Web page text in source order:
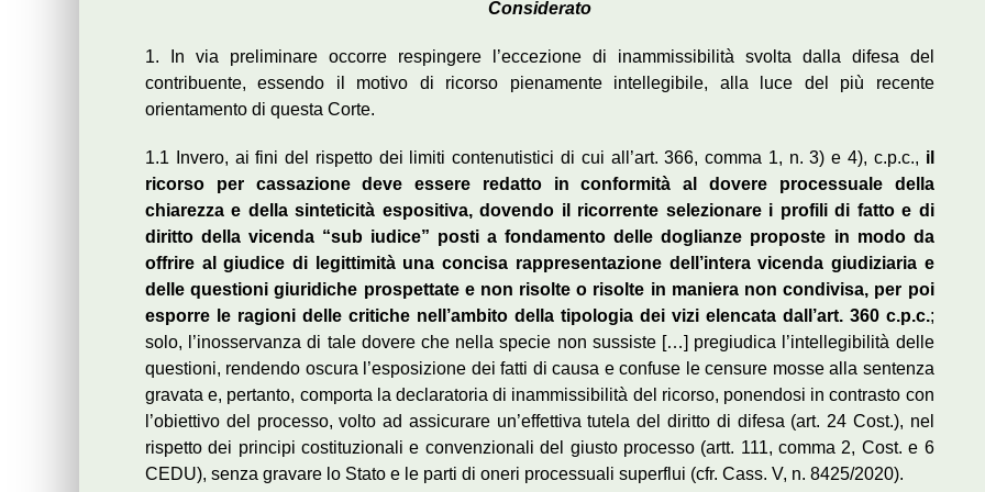
Considerato
1. In via preliminare occorre respingere l’eccezione di inammissibilità svolta dalla difesa del
contribuente, essendo il motivo di ricorso pienamente intellegibile, alla luce del più recente
orientamento di questa Corte.
1.1 Invero, ai fini del rispetto dei limiti contenutistici di cui all’art. 366, comma 1, n. 3) e 4), c.p.c., il
ricorso per cassazione deve essere redatto in conformità al dovere processuale della
chiarezza e della sinteticità espositiva, dovendo il ricorrente selezionare i profili di fatto e di
diritto della vicenda “sub iudice” posti a fondamento delle doglianze proposte in modo da
offrire al giudice di legittimità una concisa rappresentazione dell’intera vicenda giudiziaria e
delle questioni giuridiche prospettate e non risolte o risolte in maniera non condivisa, per poi
esporre le ragioni delle critiche nell’ambito della tipologia dei vizi elencata dall’art. 360 c.p.c.;
solo, l’inosservanza di tale dovere che nella specie non sussiste […] pregiudica l’intellegibilità delle
questioni, rendendo oscura l’esposizione dei fatti di causa e confuse le censure mosse alla sentenza
gravata e, pertanto, comporta la declaratoria di inammissibilità del ricorso, ponendosi in contrasto con
l’obiettivo del processo, volto ad assicurare un’effettiva tutela del diritto di difesa (art. 24 Cost.), nel
rispetto dei principi costituzionali e convenzionali del giusto processo (artt. 111, comma 2, Cost. e 6
CEDU), senza gravare lo Stato e le parti di oneri processuali superflui (cfr. Cass. V, n. 8425/2020).